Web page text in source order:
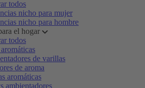
todos
nicho para mujer
nicho para hombre
el hogar
todos
de varillas
de aroma
aromáticas
ambientadores